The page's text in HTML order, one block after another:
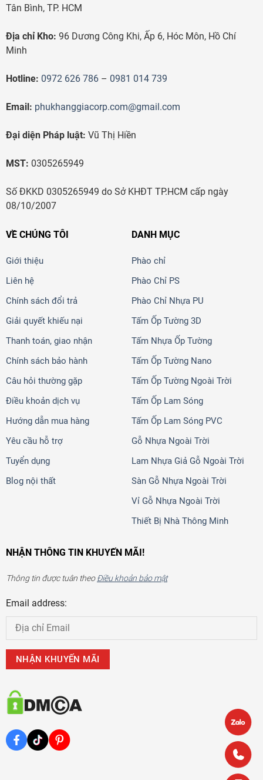
Tân Bình, TP. HCM
Địa chỉ Kho: 96 Dương Công Khi, Ấp 6, Hóc Môn, Hồ Chí
Minh
Hotline: 0972 626 786 – 0981 014 739
Email: phukhanggiacorp.com@gmail.com
Đại diện Pháp luật: Vũ Thị Hiền
MST: 0305265949
Số ĐKKD 0305265949 do Sở KHĐT TP.HCM cấp ngày
08/10/2007
VỀ CHÚNG TÔI
Giới thiệu
Liên hệ
Chính sách đổi trả
Giải quyết khiếu nại
Thanh toán, giao nhận
Chính sách bảo hành
Câu hỏi thường gặp
Điều khoản dịch vụ
Hướng dẫn mua hàng
Yêu cầu hỗ trợ
Tuyển dụng
Blog nội thất
DANH MỤC
Phào chỉ
Phào Chỉ PS
Phào Chỉ Nhựa PU
Tấm Ốp Tường 3D
Tấm Nhựa Ốp Tường
Tấm Ốp Tường Nano
Tấm Ốp Tường Ngoài Trời
Tấm Ốp Lam Sóng
Tấm Ốp Lam Sóng PVC
Gỗ Nhựa Ngoài Trời
Lam Nhựa Giả Gỗ Ngoài Trời
Sàn Gỗ Nhựa Ngoài Trời
Vỉ Gỗ Nhựa Ngoài Trời
Thiết Bị Nhà Thông Minh
NHẬN THÔNG TIN KHUYẾN MÃI!
Thông tin được tuân theoĐiều khoản bảo mật
Email address: